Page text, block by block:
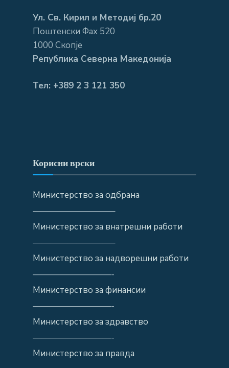
Ул. Св. Кирил и Методиј бр.20
Поштенски Фах 520
1000 Скопје
Република Северна Македонија
Тел: +389 2 3 121 350
Корисни врски
Министерство за одбрана
—————————–
Министерство за внатрешни работи
—————————–
Министерство за надворешни работи
—————————-
Министерство за финансии
—————————-
Министерство за здравство
—————————-
Министерство за правда